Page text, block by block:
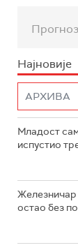
Најновије
Младост
испустио
Железничар
остао без